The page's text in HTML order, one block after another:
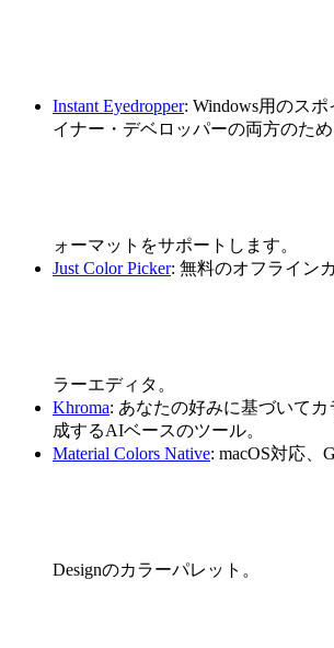
Instant Eyedropper: Windows用のス
イナー・デベロッパーの両方のた
ォーマットをサポートします。
Just Color Picker: 無料のオフライン
ラーエディタ。
Khroma: あなたの好みに基づいて
成するAIベースのツール。
Material Colors Native: macOS対応、
Designのカラーパレット。